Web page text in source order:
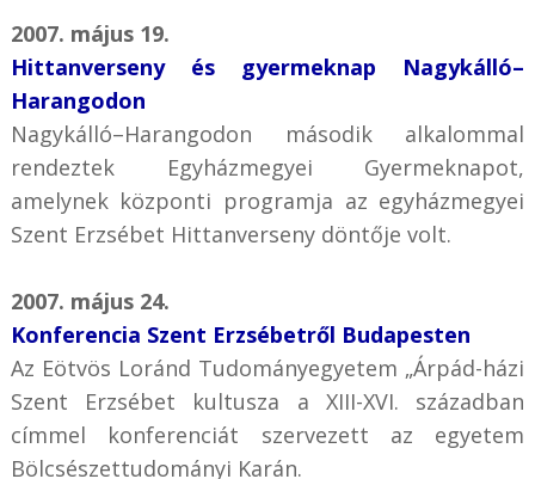
2007. május 19.
Hittanverseny és gyermeknap Nagykálló–
Harangodon
Nagykálló–Harangodon második alkalommal
rendeztek Egyházmegyei Gyermeknapot,
amelynek központi programja az egyházmegyei
Szent Erzsébet Hittanverseny döntője volt.
2007. május 24.
Konferencia Szent Erzsébetről Budapesten
Az Eötvös Loránd Tudományegyetem „Árpád-házi
Szent Erzsébet kultusza a XIII-XVI. században
címmel konferenciát szervezett az egyetem
Bölcsészettudományi Karán.